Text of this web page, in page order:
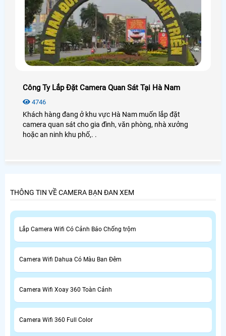
Công Ty Lắp Đặt Camera Quan Sát Tại Hà Nam
4746
Khách hàng đang ở khu vực Hà Nam muốn lắp đặt
camera quan sát cho gia đình, văn phòng, nhà xưởng
hoặc an ninh khu phố,. .
THÔNG TIN VỀ CAMERA BẠN ĐAN XEM
Lắp Camera Wifi Có Cảnh Báo Chống trộm
Camera Wifi Dahua Có Màu Ban Đêm
Camera Wifi Xoay 360 Toàn Cảnh
Camera Wifi 360 Full Color